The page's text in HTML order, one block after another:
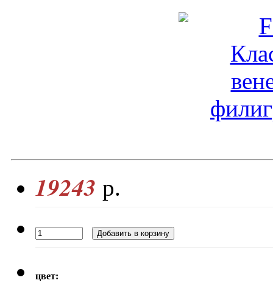
19243 р.
цвет: